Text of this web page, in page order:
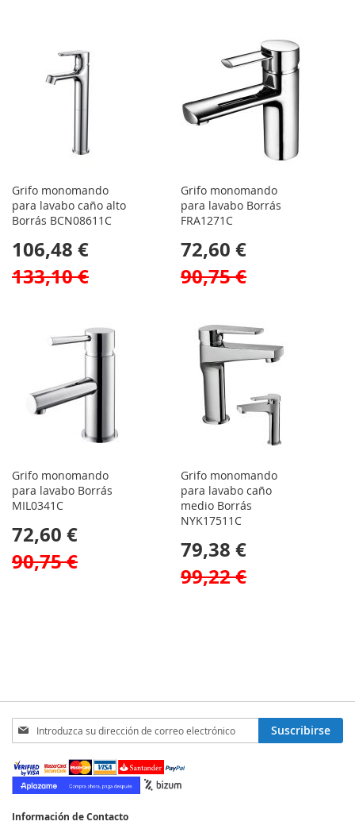
Grifo monomando
para lavabo caño alto
Borrás BCN08611C
106,48 €
133,10 €
Grifo monomando
para lavabo Borrás
FRA1271C
72,60 €
90,75 €
Grifo monomando
para lavabo Borrás
MIL0341C
72,60 €
90,75 €
Grifo monomando
para lavabo caño
medio Borrás
NYK17511C
79,38 €
99,22 €
Inscríbase
a
nuestro
boletín
de
Suscribirse
Información de Contacto